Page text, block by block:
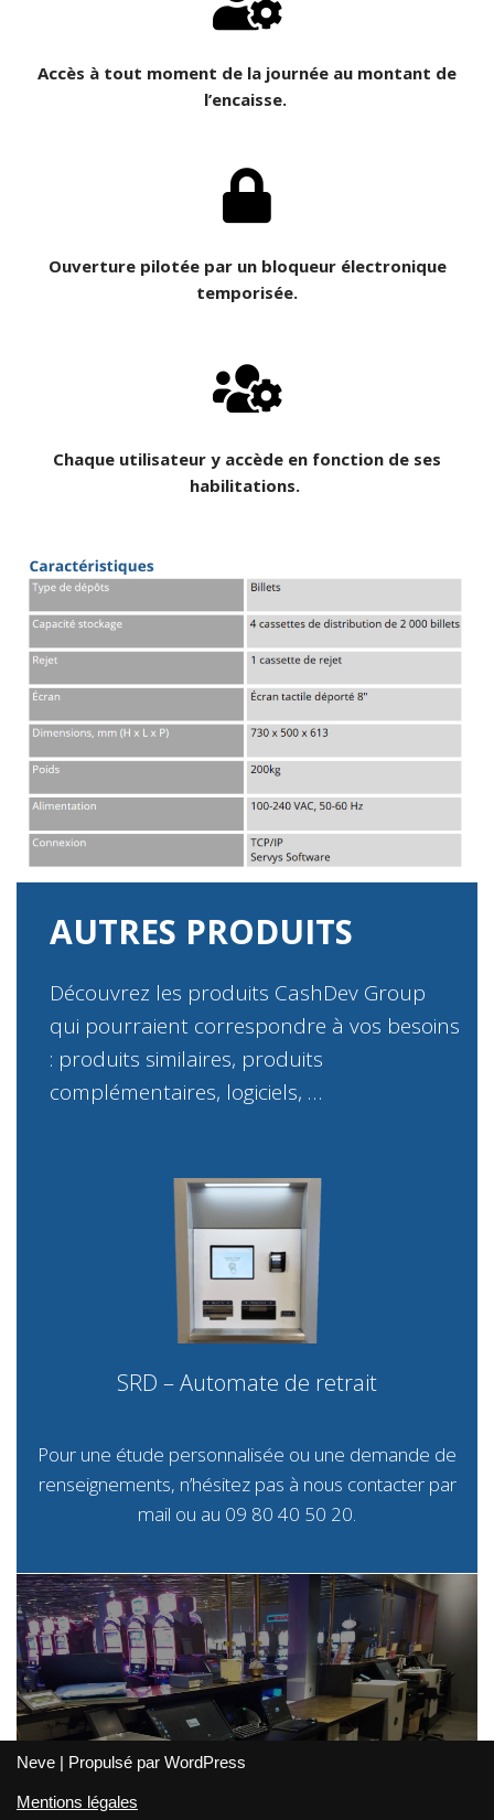
Accès à tout moment de la journée au montant de
l’encaisse.
Ouverture pilotée par un bloqueur électronique
temporisée.
Chaque utilisateur y accède en fonction de ses
habilitations.
AUTRES PRODUITS
Découvrez les produits CashDev Group
qui pourraient correspondre à vos besoins
: produits similaires, produits
complémentaires, logiciels, …
SRD – Automate de retrait
Pour une étude personnalisée ou une demande de
renseignements, n’hésitez pas à nous contacter par
mail ou au 09 80 40 50 20.
Neve | Propulsé par WordPress
Mentions légales